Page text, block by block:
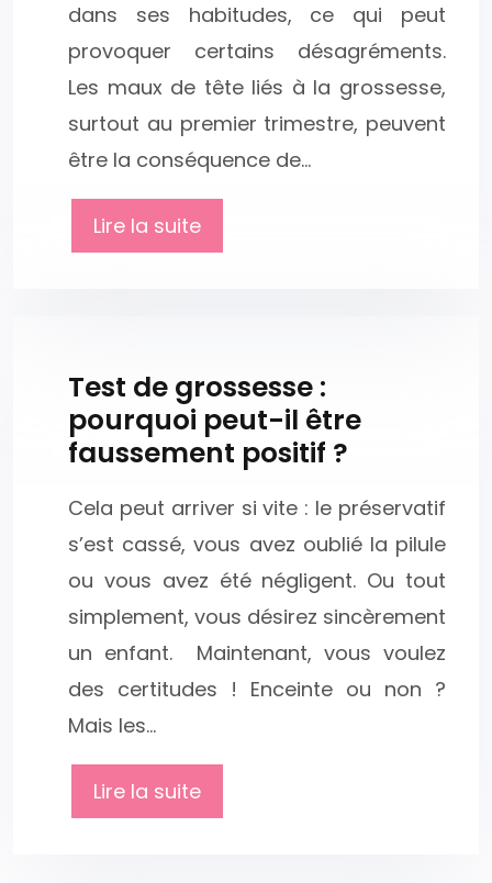
dans ses habitudes, ce qui peut
provoquer certains désagréments.
Les maux de tête liés à la grossesse,
surtout au premier trimestre, peuvent
être la conséquence de…
Lire la suite
Test de grossesse :
pourquoi peut-il être
faussement positif ?
Cela peut arriver si vite : le préservatif
s’est cassé, vous avez oublié la pilule
ou vous avez été négligent. Ou tout
simplement, vous désirez sincèrement
un enfant. Maintenant, vous voulez
des certitudes ! Enceinte ou non ?
Mais les…
Lire la suite